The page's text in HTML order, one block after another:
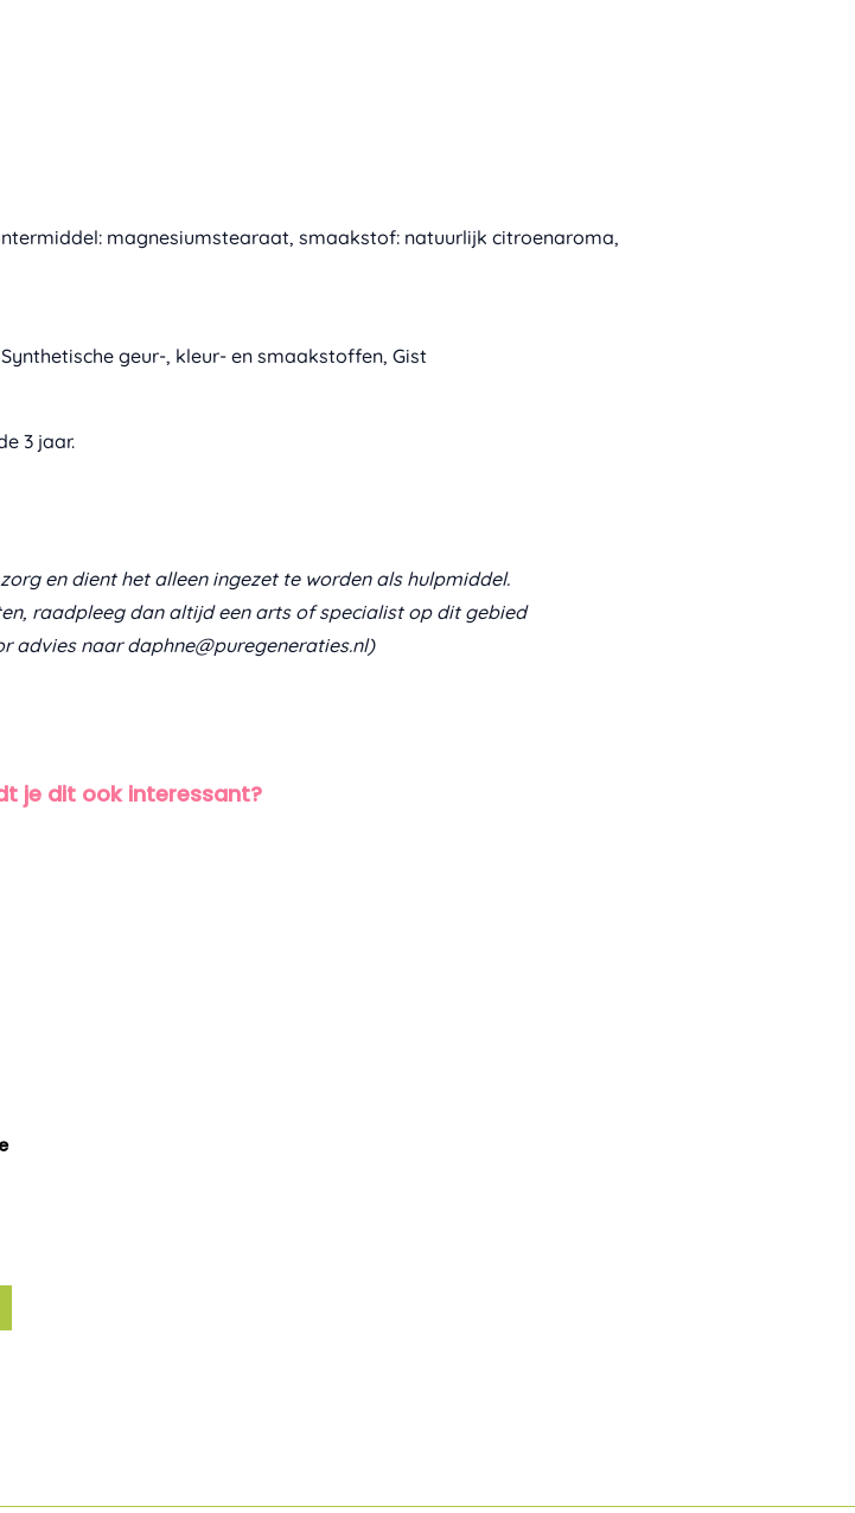
magnesiumstearaat, smaakstof: natuurlijk citroenaroma,
geur-, kleur- en smaakstoffen, Gist
3 jaar.
en dient het alleen ingezet te worden als hulpmiddel.
raadpleeg dan altijd een arts of specialist op dit gebied
advies naar daphne@puregeneraties.nl)
je dit ook interessant?